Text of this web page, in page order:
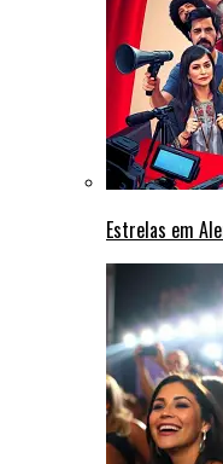
Estrelas em